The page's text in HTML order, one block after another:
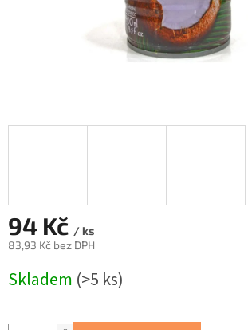
94 Kč / ks
83,93 Kč bez DPH
cena:
Skladem (>5 ks)